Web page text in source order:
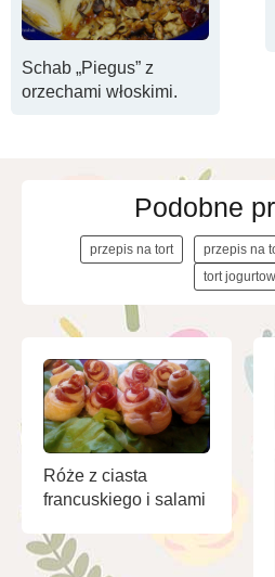
Schab „Piegus” z
orzechami włoskimi.
Podobne
przepis na tort przepis na
tort
Róże z ciasta
francuskiego i salami